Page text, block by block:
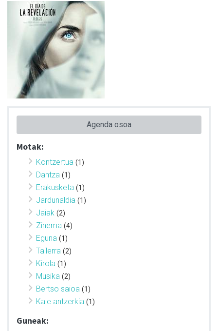
Agenda osoa
Motak:
Kontzertua (1)
Dantza (1)
Erakusketa (1)
Jardunaldia (1)
Jaiak (2)
Zinema (4)
Eguna (1)
Tailerra (2)
Kirola (1)
Musika (2)
Bertso saioa (1)
Kale antzerkia (1)
Guneak: